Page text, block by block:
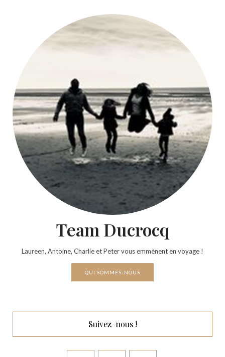
Team Ducrocq
Laureen, Antoine, Charlie et Peter vous emmènent en voyage !
QUI SOMMES-NOUS
Suivez-nous !